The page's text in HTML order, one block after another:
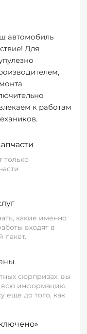
автомобиль
Для
к работам
только
какие именно
входят в
пакет.
сюрпризах: вы
всю информацию
еще до того, как